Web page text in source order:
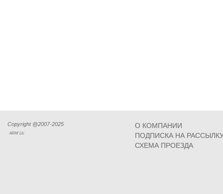
Copyright @2007-2025
ARM Llc
О КОМПАНИИ
ПОДПИСКА НА
СХЕМА ПРОЕЗДА